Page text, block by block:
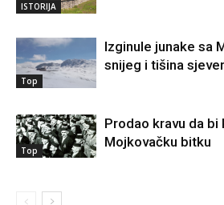
ISTORIJA
Top
Izginule junake sa
snijeg i tišina
Top
Prodao kravu da bi
Mojkovačku bitku